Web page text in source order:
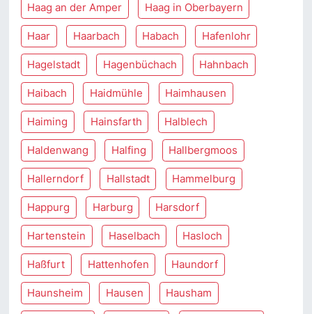
Haag an der Amper Haag in Oberbayern
Haar Haarbach Habach Hafenlohr
Hagelstadt Hagenbüchach Hahnbach
Haibach Haidmühle Haimhausen
Haiming Hainsfarth Halblech
Haldenwang Halfing Hallbergmoos
Hallerndorf Hallstadt Hammelburg
Happurg Harburg Harsdorf
Hartenstein Haselbach Hasloch
Haßfurt Hattenhofen Haundorf
Haunsheim Hausen Hausham